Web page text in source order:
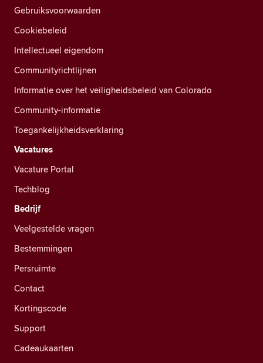
Gebruiksvoorwaarden
Cookiebeleid
Intellectueel eigendom
Communityrichtlijnen
Informatie over het veiligheidsbeleid van Colorado
Community-informatie
Toegankelijkheidsverklaring
Vacatures
Vacature Portal
Techblog
Bedrijf
Veelgestelde vragen
Bestemmingen
Persruimte
Contact
Kortingscode
Support
Cadeaukaarten